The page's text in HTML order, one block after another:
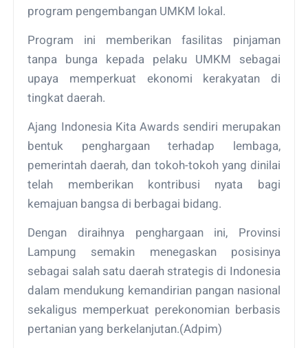
program pengembangan UMKM lokal.
Program ini memberikan fasilitas pinjaman
tanpa bunga kepada pelaku UMKM sebagai
upaya memperkuat ekonomi kerakyatan di
tingkat daerah.
Ajang Indonesia Kita Awards sendiri merupakan
bentuk penghargaan terhadap lembaga,
pemerintah daerah, dan tokoh-tokoh yang dinilai
telah memberikan kontribusi nyata bagi
kemajuan bangsa di berbagai bidang.
Dengan diraihnya penghargaan ini, Provinsi
Lampung semakin menegaskan posisinya
sebagai salah satu daerah strategis di Indonesia
dalam mendukung kemandirian pangan nasional
sekaligus memperkuat perekonomian berbasis
pertanian yang berkelanjutan.(Adpim)